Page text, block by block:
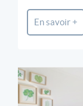
En savoir +